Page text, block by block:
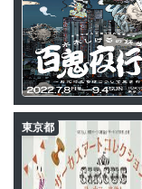
東京都